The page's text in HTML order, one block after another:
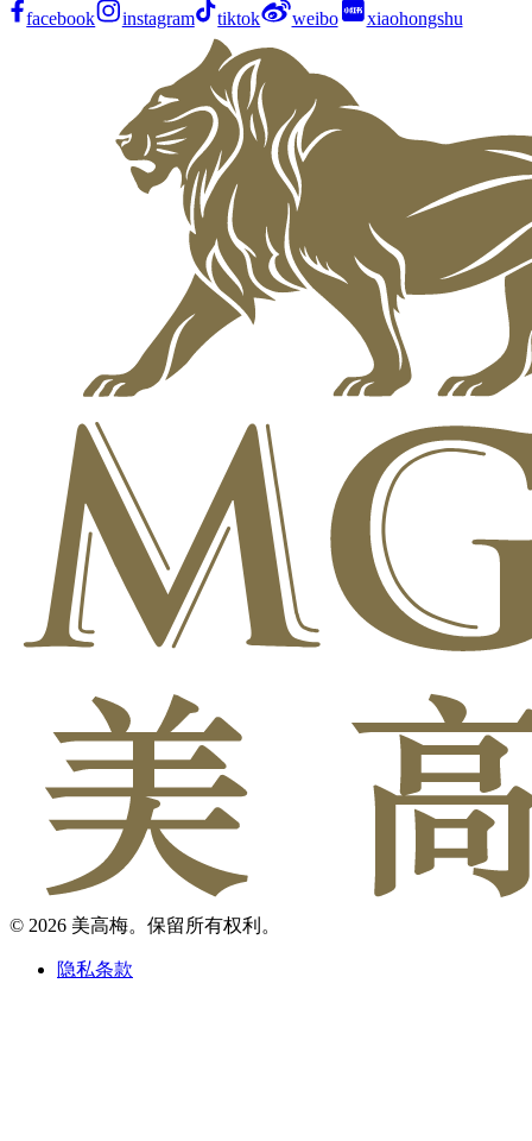
facebook instagram tiktok weibo xiaohongshu
© 2026 美高梅。保留所有权利。
隐私条款